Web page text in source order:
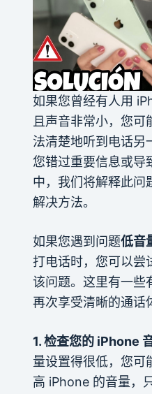
如果您曾经有人用
且声音非常小，您可
法清楚地听到电话另
您错过重要信息或导
中，我们将解释此问
解决方法。
如果您遇到问题低音
打电话时，您可以尝
该问题。这里有一些
再次享受清晰的通话
1. 检查您的 iPhone 音
量设置得很低，您可
高 iPhone 的音量，